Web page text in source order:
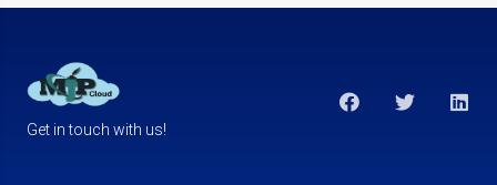
Get in touch with us!